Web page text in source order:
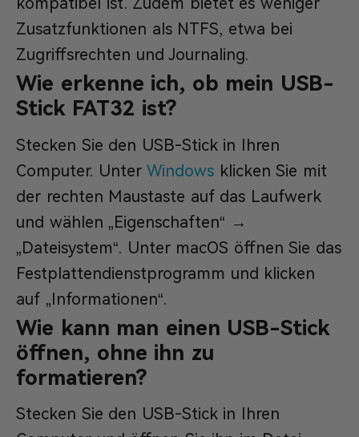
Zusatzfunktionen als NTFS, etwa bei
Zugriffsrechten und Journaling.
Wie erkenne ich, ob mein USB-
Stick FAT32 ist?
Stecken Sie den USB-Stick in Ihren
Computer. Unter Windows klicken Sie mit
der rechten Maustaste auf das Laufwerk
und wählen „Eigenschaften“ →
„Dateisystem“. Unter macOS öffnen Sie das
Festplattendienstprogramm und klicken
auf „Informationen“.
Wie kann man einen USB-Stick
öffnen, ohne ihn zu
formatieren?
Stecken Sie den USB-Stick in Ihren